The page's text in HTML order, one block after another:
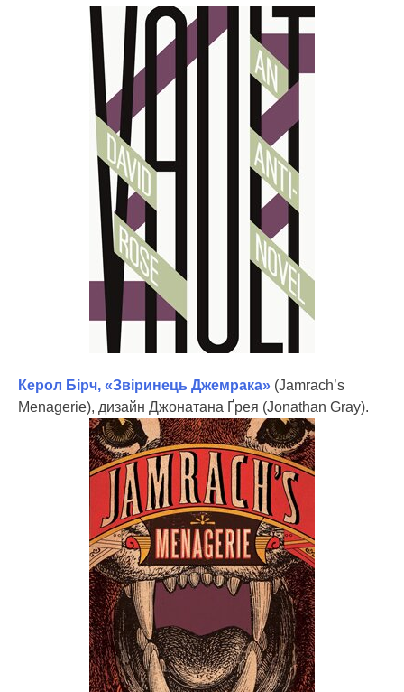
Керол Бірч, «Звіринець Джемрака» (Jamrach’s
Menagerie), дизайн Джонатана Ґрея (Jonathan Gray).